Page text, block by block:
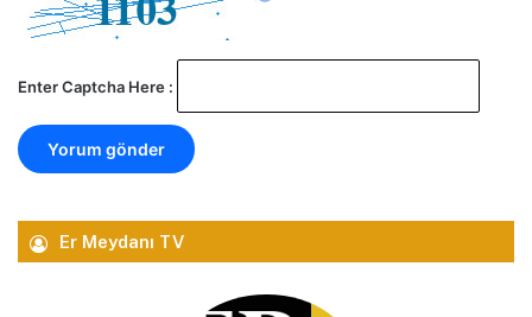
Enter Captcha Here :
Er Meydanı TV